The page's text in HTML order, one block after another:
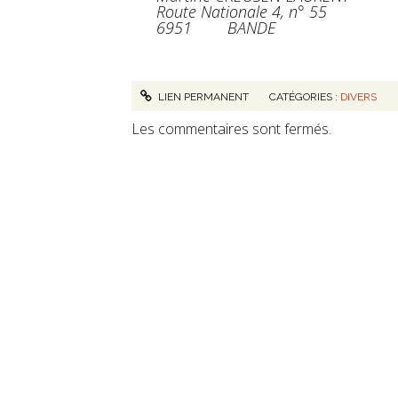
Route Nationale 4, n° 55
6951 BANDE
LIEN PERMANENT CATÉGORIES : DIVERS
Les commentaires sont fermés.